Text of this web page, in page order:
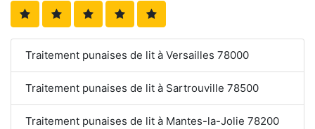
Traitement punaises de lit à Versailles 78000
Traitement punaises de lit à Sartrouville 78500
Traitement punaises de lit à Mantes-la-Jolie 78200